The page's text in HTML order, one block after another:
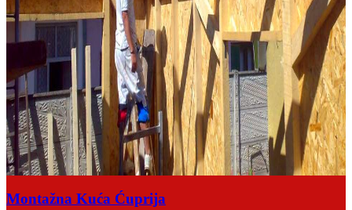
Montažna Kuća Ćuprija